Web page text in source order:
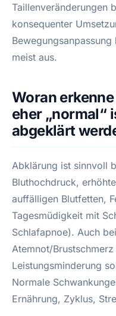
Taillenveränderungen
konsequenter
meist aus.
Woran
eher „normal“
abgeklärt
Abklärung ist sinnvoll
Bluthochdruck,
auffälligen Blutfetten,
Tagesmüdigkeit mit
Schlafapnoe). Auch
Atemnot/
Leistungsminderung
Normale
Ernährung, Zyklus,